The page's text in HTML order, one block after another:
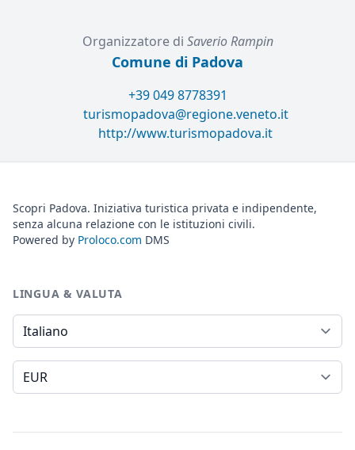
Organizzatore di Saverio Rampin
Comune di Padova
+39 049 8778391
turismopadova@regione.veneto.it
http://www.turismopadova.it
Scopri Padova. Iniziativa turistica privata e indipendente,
senza alcuna relazione con le istituzioni civili.
Powered by Proloco.com DMS
LINGUA & VALUTA
Lingua
Valuta